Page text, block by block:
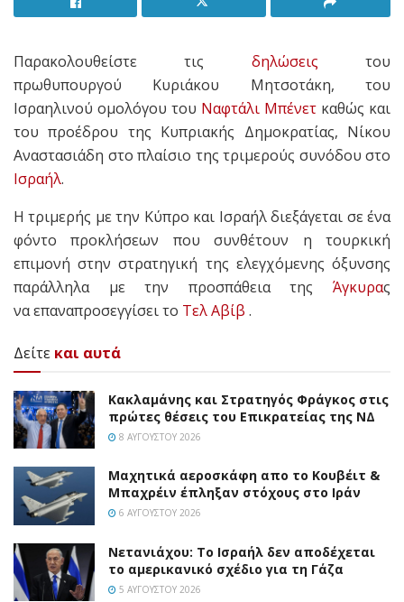
Παρακολουθείστε τις δηλώσεις του
πρωθυπουργού Κυριάκου Μητσοτάκη, του
Ισραηλινού ομολόγου του Ναφτάλι Μπένετ καθώς και
του προέδρου της Κυπριακής Δημοκρατίας, Νίκου
Αναστασιάδη στο πλαίσιο της τριμερούς συνόδου στο
Ισραήλ.
Η τριμερής με την Κύπρο και Ισραήλ διεξάγεται σε ένα
φόντο προκλήσεων που συνθέτουν η τουρκική
επιμονή στην στρατηγική της ελεγχόμενης όξυνσης
παράλληλα με την προσπάθεια της Άγκυρας
να επαναπροσεγγίσει το Τελ Αβίβ .
Δείτε και αυτά
Κακλαμάνης και Στρατηγός Φράγκος στις
πρώτες θέσεις του Επικρατείας της ΝΔ
8 ΑΥΓΟΎΣΤΟΥ 2026
Mαχητικά αεροσκάφη απο το Κουβέιτ &
Μπαχρέιν έπληξαν στόχους στο Ιράν
6 ΑΥΓΟΎΣΤΟΥ 2026
Νετανιάχου: Το Ισραήλ δεν αποδέχεται
το αμερικανικό σχέδιο για τη Γάζα
5 ΑΥΓΟΎΣΤΟΥ 2026